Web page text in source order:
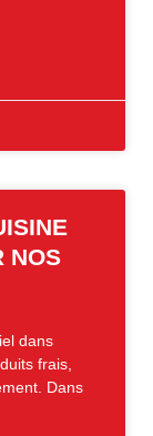
NOS
dans
frais,
Dans